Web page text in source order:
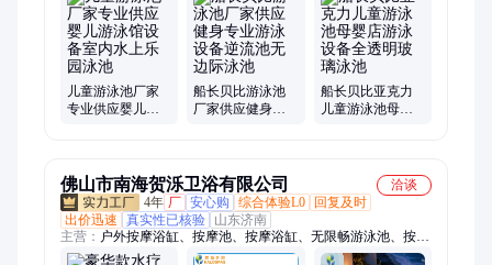
池、无边际游泳池、国标游泳池、游泳池定制、异形游泳池、钢
板游泳池、土建游泳池、游泳池改造、恒温游泳池、酒店泳池、
水上乐园设备、儿童游泳训练池、儿童游泳馆加热设备、庆东燃
油锅炉、庆东燃气锅炉、成人游泳设备、按摩浴缸
儿童游泳池厂家
专业供应婴儿游
船长贝比游泳池
厂家供应健身专
船长贝比亚克力
儿童游泳池母婴
佛山市南海贺泺卫浴有限公司
洽谈
4年 厂 安心购 综合体验L0
回复及时
出价迅速
真实性已核验
山东济南
主营： 户外按摩浴缸、按摩池、按摩浴缸、无限畅游泳池、按摩
泳池、冲浪泳池、冲浪游泳池、无边际游泳池、多人游泳池、无